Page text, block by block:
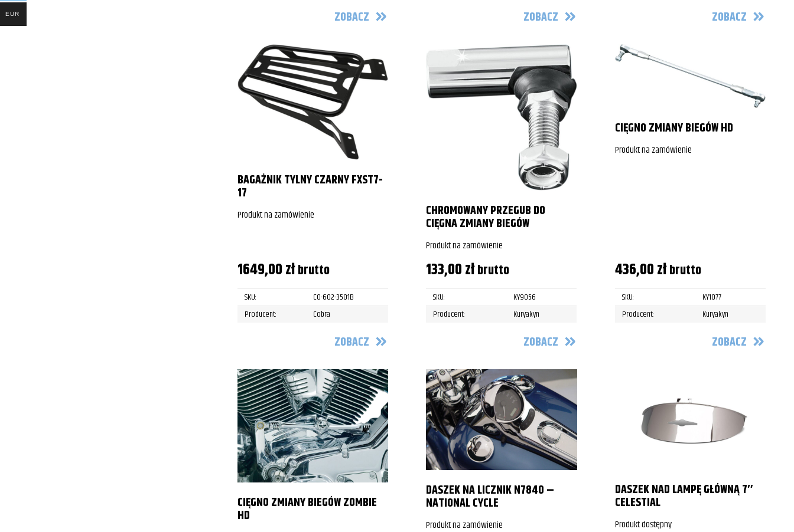
ZOBACZ ZOBACZ ZOBACZ
BAGAŻNIK TYLNY CZARNY FXST7-
17
Produkt na zamówienie
1649,00złbrutto
SKU:
CO-602-3501B
Producent:
Cobra
ZOBACZ
CHROMOWANY PRZEGUB DO
CIĘGNA ZMIANY BIEGÓW
Produkt na zamówienie
133,00złbrutto
SKU:
KY9056
Producent:
Kuryakyn
ZOBACZ
CIĘGNO ZMIANY BIEGÓW HD
Produkt na zamówienie
436,00złbrutto
SKU:
KY1077
Producent:
Kuryakyn
ZOBACZ
CIĘGNO ZMIANY BIEGÓW ZOMBIE
HD
DASZEK NA LICZNIK N7840 –
NATIONAL CYCLE
Produkt na zamówienie
DASZEK NAD LAMPĘ GŁÓWNĄ 7″
CELESTIAL
Produkt dostępny
EUR